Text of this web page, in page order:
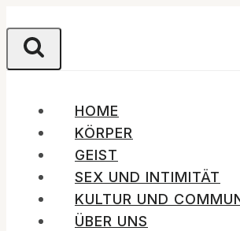
Inhalt
springen
HOME
KÖRPER
GEIST
SEX UND INTIMITÄT
KULTUR UND
ÜBER UNS